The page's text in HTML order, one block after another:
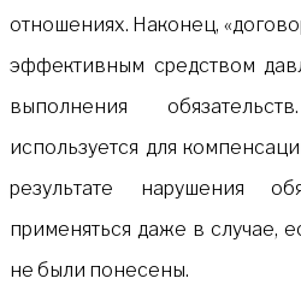
отношениях. Наконец,
эффективным средством
выполнения
используется для
результате нарушения
применяться даже в случае,
не были понесены.